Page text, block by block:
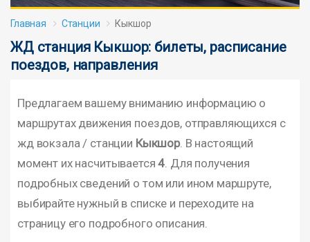
Главная Станции Кыкшор
ЖД станция Кыкшор: билеты, расписание
поездов, направления
Предлагаем вашему вниманию информацию о
маршрутах движения поездов, отправляющихся с
жд вокзала / станции Кыкшор. В настоящий
момент их насчитывается4 . Для получения
подробных сведений о том или ином маршруте,
выбирайте нужный в списке и переходите на
страницу его подробного описания.